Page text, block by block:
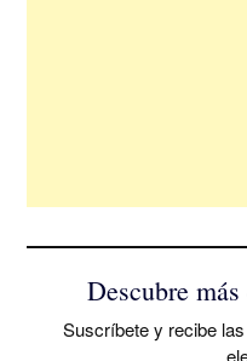
Descubre
Suscríbete y recibe